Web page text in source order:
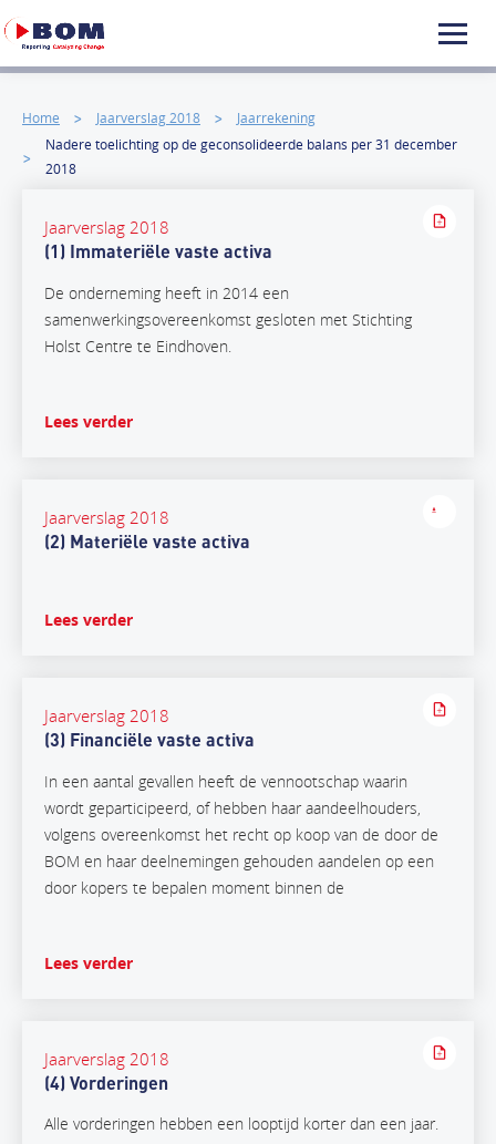
Home Jaarverslag 2018
Jaarrekening
Nadere toelichting op de geconsolideerde balans per 31 december
2018
Jaarverslag 2018
(1) Immateriële vaste activa
De onderneming heeft in 2014 een
samenwerkingsovereenkomst gesloten met Stichting
Holst Centre te Eindhoven.
Lees verder
Jaarverslag 2018
(2) Materiële vaste activa
Lees verder
Jaarverslag 2018
(3) Financiële vaste activa
In een aantal gevallen heeft de vennootschap waarin
wordt geparticipeerd, of hebben haar aandeelhouders,
volgens overeenkomst het recht op koop van de door de
BOM en haar deelnemingen gehouden aandelen op een
door kopers te bepalen moment binnen de
Lees verder
Jaarverslag 2018
(4) Vorderingen
Alle vorderingen hebben een looptijd korter dan een jaar.